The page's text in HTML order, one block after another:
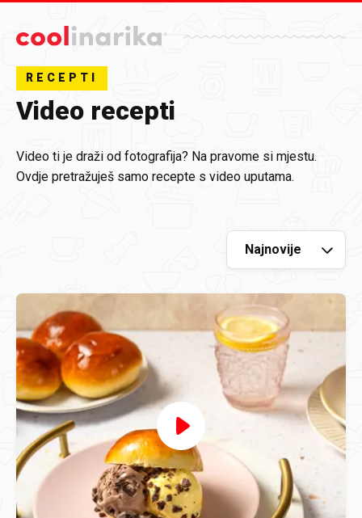
RECEPTI
Video recepti
Video ti je draži od fotografija? Na pravome si mjestu.
Ovdje pretražuješ samo recepte s video uputama.